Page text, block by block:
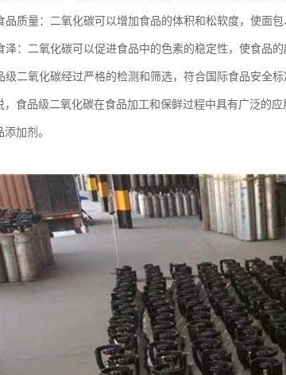
品质量：二氧化碳可以增加食品的体积和松软度，使面包
泽：二氧化碳可以促进食品中的色素的稳定性，使食品的
级二氧化碳经过严格的检测和筛选，符合国际食品安全标
，食品级二氧化碳在食品加工和保鲜过程中具有广泛的
加剂。